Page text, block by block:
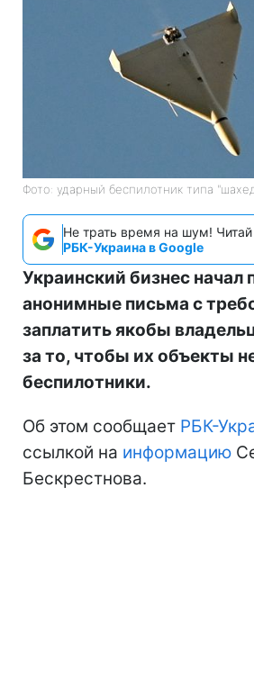
Фото: ударный беспилотник типа
Не трать время на шум! Читай
РБК-Украина в Google
Украинский бизнес начал
анонимные письма с
заплатить якобы
за то, чтобы их объекты
беспилотники.
Об этом сообщает РБК-
ссылкой на информацию
Бескрестнова.